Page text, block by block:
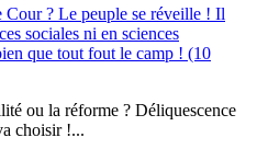
Cour ? Le peuple se réveille ! Il
sociales ni en sciences
que tout fout le camp ! (10
ou la réforme ? Déliquescence
choisir !...